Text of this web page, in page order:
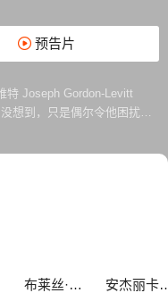
预告片
特 Joseph Gordon-Levitt
想到，只是偶尔令他困扰的
打击，女友瑞秋（布莱丝·
的陪伴在他的身边。凯瑟
而成，...
布莱丝·达拉斯·霍华德 安杰丽